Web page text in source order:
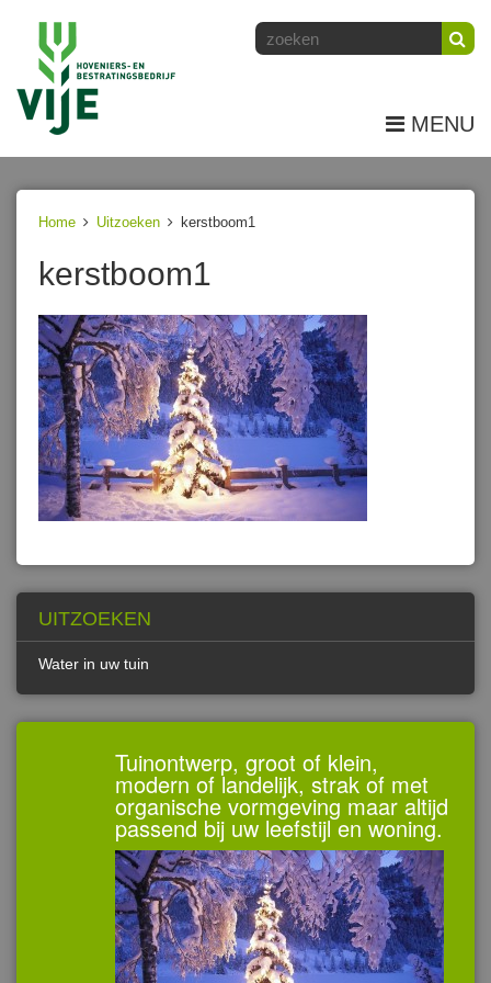
MENU
Home Uitzoeken kerstboom1
kerstboom1
UITZOEKEN
Water in uw tuin
Tuinontwerp, groot of klein,
modern of landelijk, strak of met
organische vormgeving maar altijd
passend bij uw leefstijl en woning.